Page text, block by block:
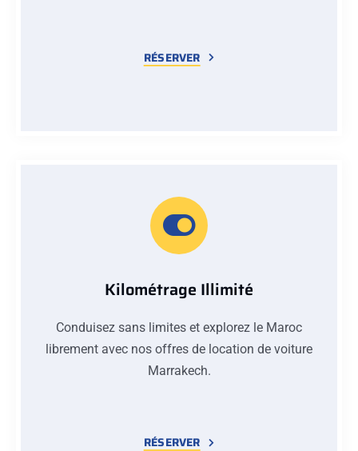
RÉSERVER
Kilométrage Illimité
Conduisez sans limites et explorez le Maroc
librement avec nos offres de location de voiture
Marrakech.
RÉSERVER